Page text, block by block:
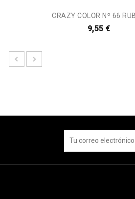
CRAZY COLOR Nº 66
9,55 €